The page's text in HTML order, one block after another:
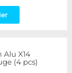
Alu X14
(4 pcs)